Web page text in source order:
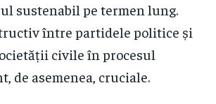
sustenabil pe termen lung.
între partidele politice și
civile în procesul
de asemenea, cruciale.